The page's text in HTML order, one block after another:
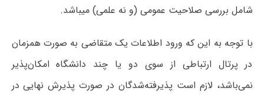
شامل بررسی صلاحیت عمومی (و نه علمی) می‎باشد.
با توجه به این که ورود اطلاعات یک متقاضی به صورت همزمان
در پرتال ارتباطی از سوی دو یا چند دانشگاه امکان‌پذیر
نمی‌باشد، لازم است پذیرفته‌شدگان در صورت پذیرش نهایی در